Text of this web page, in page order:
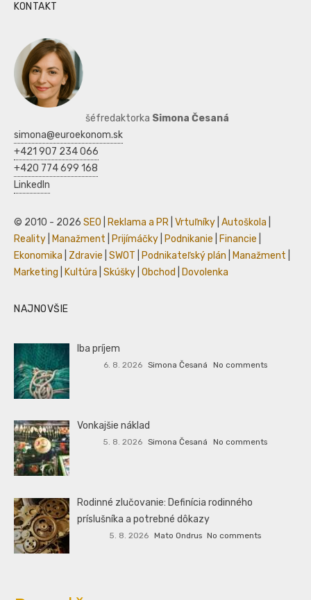
KONTAKT
šéfredaktorka Simona Česaná
simona@euroekonom.sk
+421 907 234 066
+420 774 699 168
LinkedIn
© 2010 - 2026 SEO Reklama a PR Vrtuľníky Autoškola
Reality
Manažment Prijímáčky Podnikanie Financie
Ekonomika
Zdravie SWOT Podnikateľský plán Manažment
Marketing
Kultúra Skúšky Obchod Dovolenka
NAJNOVŠIE
Iba príjem
6. 8. 2026 Simona Česaná No comments
Vonkajšie náklad
5. 8. 2026 Simona Česaná No comments
Rodinné zlučovanie: Definícia rodinného
príslušníka a potrebné dôkazy
5. 8. 2026 Mato Ondrus No comments